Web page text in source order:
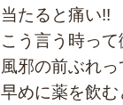
当たると痛い!!
こう言う時っ
風邪の前ぶれっ
早めに薬を飲む